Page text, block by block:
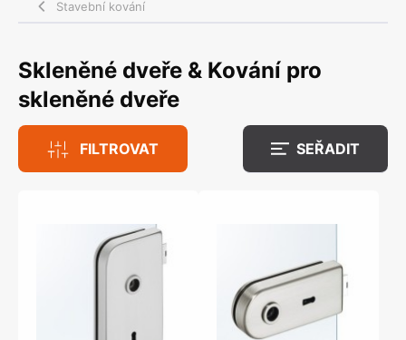
Stavební kování
Skleněné dveře & Kování pro
skleněné dveře
FILTROVAT SEŘADIT